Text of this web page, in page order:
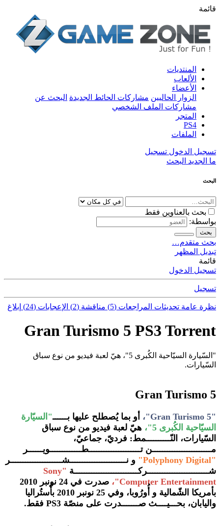
قائمة
المنتديات
الألعاب
الأعضاء
الزوار الحاليين مشاركات الحائط الجديدة البحث عن
مشاركات الملف الشخصي
المتجر
PS4
الملفات
تسجيل الدخول تسجيل
ما الجديد البحث
البحث
بحث بالعناوين فقط
بواسطة:
بحث
بحث متقدم…
تبديل المظهر
قائمة
تسجيل الدخول
تسجيل
نظرة عامة تحديثات المراجعات (5) مناقشة (2) الإعجابات (24) إبلاغ
Gran Turismo 5 PS3 Torrent
"السّيارة السيّاحية الكُبرى 5"، هيّ لعبة فيديو من نوع سباق
السّيارات.
Gran Turismo 5
"Gran Turismo 5"، أو بما يُصطلح عليها بــــــ"السيّارة
السيّاحية الكُبرى 5"،
هيّ لعبة فيديو من نوع سباق
السّيارات، النّــــــــــمط: فرديّ، جماعيّ،
مــــــــــــــــــــــــن تـــــــــــــــــــــطـــــــــــــويــــــر
"
Polyphony Digital"
و نـــــــــــــــــــــــشـــــــــــــــــــــر
شـــــــــــــــــــــــــركــــــــــــــــــــــــــة
"Sony
Computer Entertainment"،
صدرت في 24 نونبر 2010
بأمريكا الشّمالية و أُورُوبا، وفي 25 نونبر 2010 بأُستُراليا
واليابان، بحـــيــــث صـــــــدرت على منصّة PS3 فقط.